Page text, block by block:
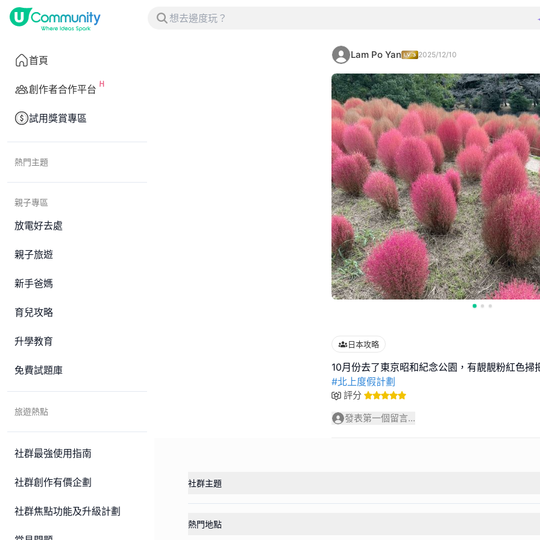
首頁
創作者合作平台
試用獎賞專區
熱門主題
親子專區
放電好去處
親子旅遊
新手爸媽
育兒攻略
升學教育
免費試題庫
旅遊熱點
社群最強使用指南
社群創作有價企劃
社群焦點功能及升級計劃
Lam Po Yan 2025/12/10
日本攻略
#北上度假計劃
評分
發表第一個留言...
社群主題
熱門地點